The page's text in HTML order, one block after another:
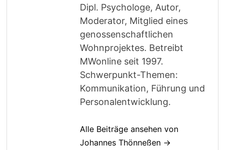
Dipl. Psychologe, Autor,
Moderator, Mitglied eines
genossenschaftlichen
Wohnprojektes. Betreibt
MWonline seit 1997.
Schwerpunkt-Themen:
Kommunikation, Führung und
Personalentwicklung.
Alle Beiträge ansehen von
Johannes Thönneßen →